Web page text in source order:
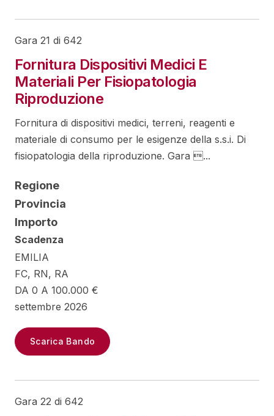
Gara 21 di 642
Fornitura Dispositivi Medici E
Materiali Per Fisiopatologia
Riproduzione
Fornitura di dispositivi medici, terreni, reagenti e
materiale di consumo per le esigenze della s.s.i. Di
fisiopatologia della riproduzione. Gara ...
Regione
Provincia
Importo
Scadenza
EMILIA
FC, RN, RA
DA 0 A 100.000 €
settembre 2026
Scarica Bando
Gara 22 di 642